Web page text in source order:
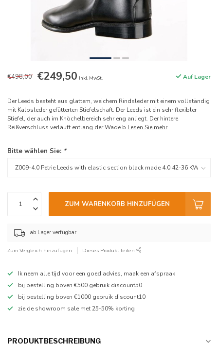
€498,00 €249,50 Inkl. MwSt. Auf Lager
Der Leeds besteht aus glattem, weichem Rindsleder mit einem vollständig
mit Kalbsleder gefütterten Stiefelschaft. Der Leeds ist ein sehr flexibler
Stiefel, der auch im Knöchelbereich sehr eng anliegt. Der hintere
Reißverschluss verläuft entlang der Wade b Lesen Sie mehr.
Bitte wählen Sie: *
ZUM WARENKORB HINZUFÜGEN
ab Lager verfügbar
Zum Vergleich hinzufügen Dieses Produkt teilen
Ik neem alle tijd voor een goed advies, maak een afspraak
bij bestelling boven €500 gebruik discount50
bij bestelling boven €1000 gebruik discount10
zie de showroom sale met 25-50% korting
PRODUKTBESCHREIBUNG